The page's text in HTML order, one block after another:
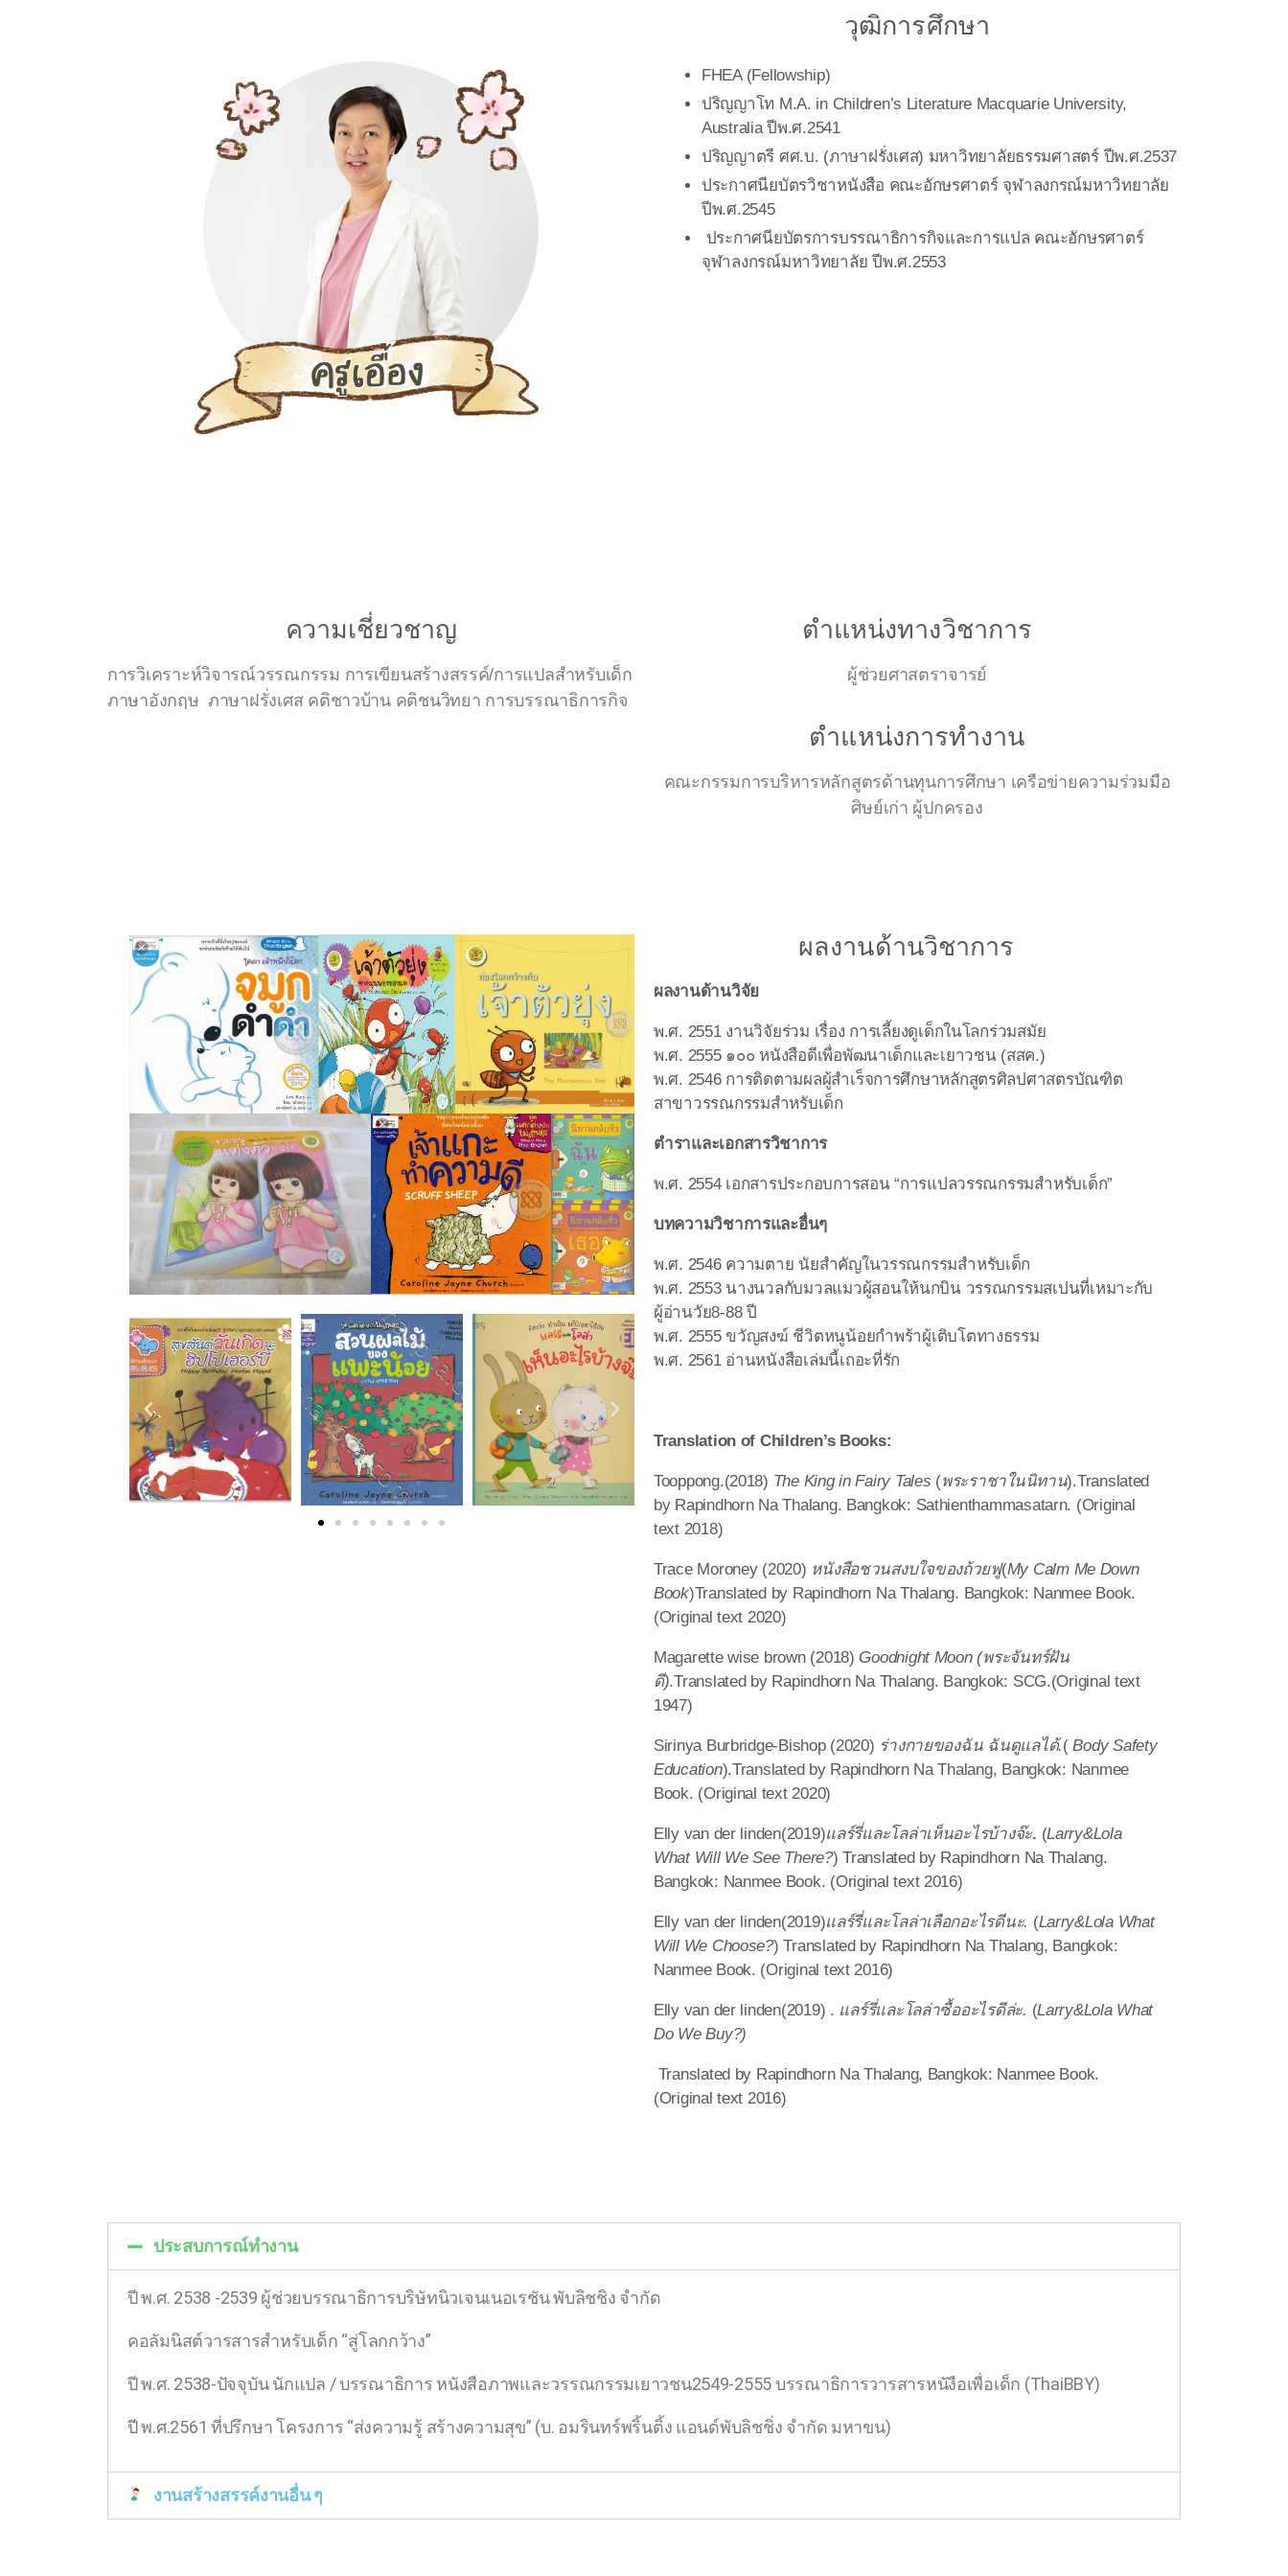
วุฒิการศึกษา
FHEA (Fellowship)
ปริญญาโท M.A. in Children’s Literature Macquarie University,
Australia ปีพ.ศ.2541
ปริญญาตรี ศศ.บ. (ภาษาฝรั่งเศส) มหาวิทยาลัยธรรมศาสตร์ ปีพ.ศ.2537
ประกาศนียบัตรวิชาหนังสือ คณะอักษรศาตร์ จุฬาลงกรณ์มหาวิทยาลัย
ปีพ.ศ.2545
ประกาศนียบัตรการบรรณาธิการกิจและการแปล คณะอักษรศาตร์
จุฬาลงกรณ์มหาวิทยาลัย ปีพ.ศ.2553
ความเชี่ยวชาญ
การวิเคราะห์วิจารณ์วรรณกรรม การเขียนสร้างสรรค์/การแปลสำหรับเด็ก
ภาษาอังกฤษ ภาษาฝรั่งเศส คติชาวบ้าน คติชนวิทยา การบรรณาธิการกิจ
ตำแหน่งทางวิชาการ
ผู้ช่วยศาสตราจารย์
ตำแหน่งการทำงาน
คณะกรรมการบริหารหลักสูตรด้านทุนการศึกษา เครือข่ายความร่วมมือ
ศิษย์เก่า ผู้ปกครอง
ผลงานด้านวิชาการ
ผลงานด้านวิจัย
พ.ศ. 2551 งานวิจัยร่วม เรื่อง การเลี้ยงดูเด็กในโลกร่วมสมัย
พ.ศ. 2555 ๑๐๐ หนังสือดีเพื่อพัฒนาเด็กและเยาวชน (สสค.)
พ.ศ. 2546 การติดตามผลผู้สำเร็จการศึกษาหลักสูตรศิลปศาสตรบัณฑิต
สาขาวรรณกรรมสำหรับเด็ก
ตำราและเอกสารวิชาการ
พ.ศ. 2554 เอกสารประกอบการสอน “การแปลวรรณกรรมสำหรับเด็ก”
บทความวิชาการและอื่นๆ
พ.ศ. 2546 ความตาย นัยสำคัญในวรรณกรรมสำหรับเด็ก
พ.ศ. 2553 นางนวลกับมวลแมวผู้สอนให้นกบิน วรรณกรรมสเปนที่เหมาะกับ
ผู้อ่านวัย8-88 ปี
พ.ศ. 2555 ขวัญสงฆ์ ชีวิตหนูน้อยกำพร้าผู้เติบโตทางธรรม
พ.ศ. 2561 อ่านหนังสือเล่มนี้เถอะที่รัก
Translation of Children’s Books:
Tooppong.(2018) The King in Fairy Tales (พระราชาในนิทาน).Translated
by Rapindhorn Na Thalang. Bangkok: Sathienthammasatarn. (Original
text 2018)
Trace Moroney (2020) หนังสือชวนสงบใจของถ้วยฟู(My Calm Me Down
Book)Translated by Rapindhorn Na Thalang. Bangkok: Nanmee Book.
(Original text 2020)
Magarette wise brown (2018) Goodnight Moon (พระจันทร์ฝัน
ดี).Translated by Rapindhorn Na Thalang. Bangkok: SCG.(Original text
1947)
Sirinya Burbridge-Bishop(2020) ร่างกายของฉัน ฉันดูแลได้.(Body Safety
Education).Translated by Rapindhorn Na Thalang, Bangkok: Nanmee
Book. (Original text 2020)
Elly van der linden(2019)แลร์รี่และโลล่าเห็นอะไรบ้างจ๊ะ. (Larry&Lola
What Will We See There?)Translated by Rapindhorn Na Thalang.
Bangkok: Nanmee Book. (Original text 2016)
Elly van der linden(2019)แลร์รี่และโลล่าเลือกอะไรดีนะ. (Larry&Lola What
Will We Choose?)Translated by Rapindhorn Na Thalang, Bangkok:
Nanmee Book. (Original text 2016)
Elly van der linden(2019) . แลร์รี่และโลล่าซื้ออะไรดีล่ะ. (Larry&Lola What
Do We Buy?)
Translated by Rapindhorn Na Thalang, Bangkok: Nanmee Book.
(Original text 2016)
ประสบการณ์ทำงาน
ปี พ.ศ. 2538 -2539 ผู้ช่วยบรรณาธิการบริษัทนิวเจนเนอเรชัน พับลิชชิง จำกัด
คอลัมนิสต์วารสารสำหรับเด็ก “สู่โลกกว้าง”
ปี พ.ศ. 2538-ปัจจุบัน นักแปล /บรรณาธิการ หนังสือภาพและวรรณกรรมเยาวชน2549-2555บรรณาธิการวารสารหนังือเพื่อเด็ก (ThaiBBY)
ปี พ.ศ.2561ที่ปรึกษา โครงการ “ส่งความรู้ สร้างความสุข” (บ. อมรินทร์พริ้นติ้ง แอนด์พับลิชชิ่ง จำกัด มหาขน)
งานสร้างสรรค์งานอื่น ๆ